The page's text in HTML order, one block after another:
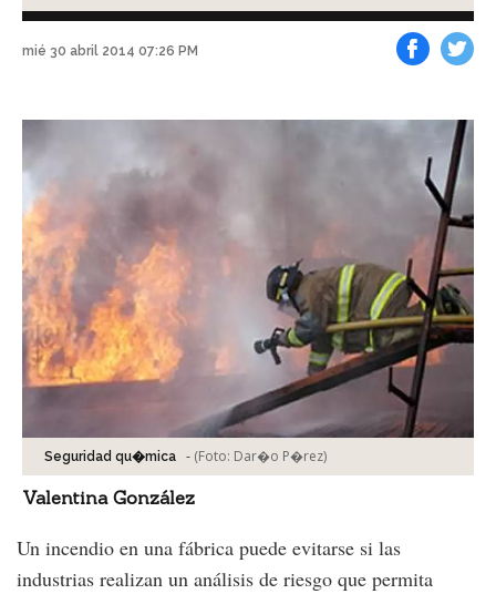
mié 30 abril 2014 07:26 PM
Seguridad qu�mica - (Foto: Dar�o P�rez)
Valentina González
Un incendio en una fábrica puede evitarse si las
industrias realizan un análisis de riesgo que permita